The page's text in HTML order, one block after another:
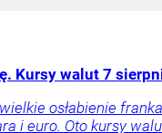
Kursy walut 7
osłabienie
i euro. Oto kursy